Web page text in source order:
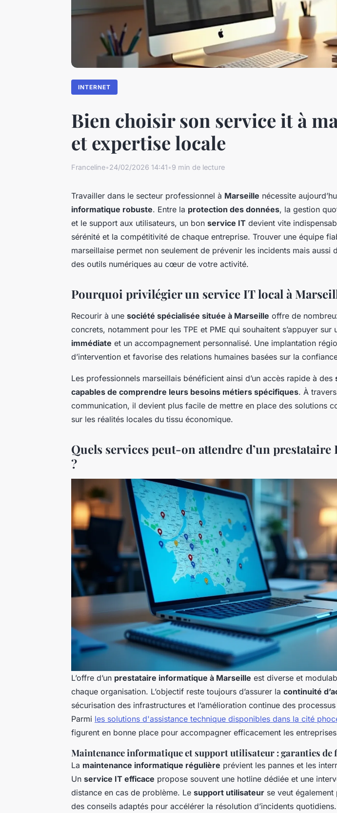
INTERNET
Bien choisir son service it à
et expertise locale
Franceline•24/02/2026 14:41•9 min de lecture
Travailler dans le secteur professionnel à Marseille nécessite
informatique robuste. Entre la protection des données, la gestion
et le support aux utilisateurs, un bon service IT devient vite
sérénité et la compétitivité de chaque entreprise. Trouver une équipe
marseillaise permet non seulement de prévenir les incidents mais aussi
des outils numériques au cœur de votre activité.
Pourquoi privilégier un service IT local à
Recourir à une société spécialisée située à Marseille offre de
concrets, notamment pour les TPE et PME qui souhaitent s’appuyer sur
immédiate et un accompagnement personnalisé. Une implantation
d’intervention et favorise des relations humaines basées sur la
Les professionnels marseillais bénéficient ainsi d’un accès rapide à des
capables de comprendre leurs besoins métiers spécifiques. À
communication, il devient plus facile de mettre en place des solutions
sur les réalités locales du tissu économique.
Quels services peut-on attendre d’un prestataire
?
L’offre d’un prestataire informatique à Marseille est diverse et
chaque organisation. L’objectif reste toujours d’assurer la continuité
sécurisation des infrastructures et l’amélioration continue des
Parmi les solutions d'assistance technique disponibles dans la cité
figurent en bonne place pour accompagner efficacement les
Maintenance informatique et support utilisateur : garanties de
La maintenance informatique régulière prévient les pannes et les
Un service IT efficace propose souvent une hotline dédiée et une
distance en cas de problème. Le support utilisateur se veut
des conseils adaptés pour accélérer la résolution d’incidents quotidiens.